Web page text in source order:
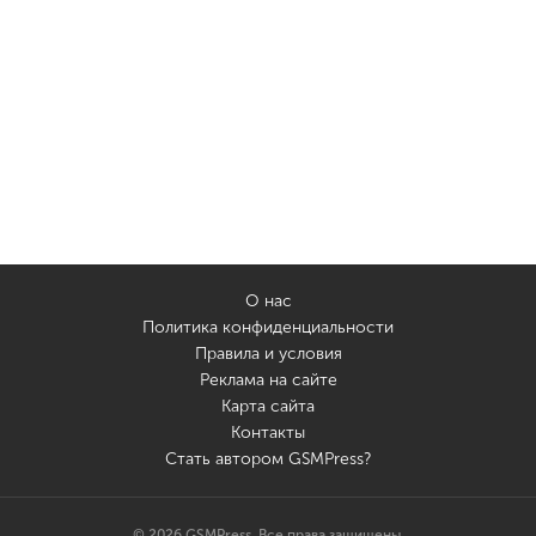
О нас
Политика конфиденциальности
Правила и условия
Реклама на сайте
Карта сайта
Контакты
Стать автором GSMPress?